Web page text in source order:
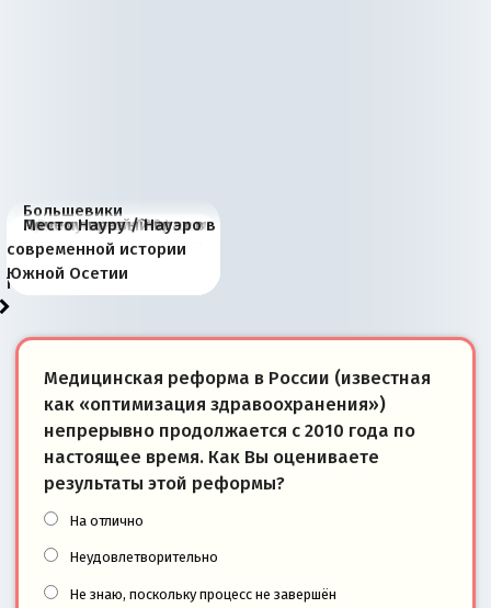
Большевики
отличаются от «Яблока»
тем, что они -
победители
Киевская марионетка
Запада рассказала о
«переобувании» хозяев
В России назрели
перемены: 15 шагов к
суверенной экономике
Миграционный пожар
Европы
Россия начинает
сбрасывать балласт
Анкориджа
Россия зимой 1904
года: первые уступки во
внутренней политике
Русская нация вчера и
сегодня
Почему правый крах в
Варшаве не поможет её
отношениям с Россией?
Место Науру / Науэро в
современной истории
Южной Осетии
Медицинская реформа в России (известная
как «оптимизация здравоохранения»)
непрерывно продолжается с 2010 года по
настоящее время. Как Вы оцениваете
результаты этой реформы?
На отлично
Неудовлетворительно
Не знаю, поскольку процесс не завершён